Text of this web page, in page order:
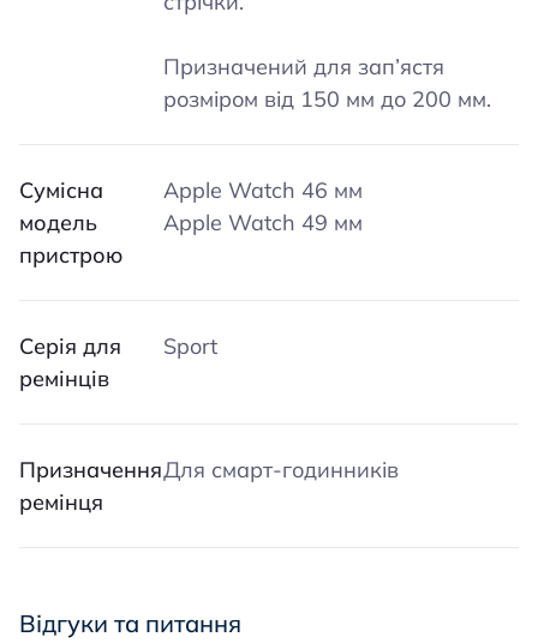
Призначений для зап’ястя
розміром від 150 мм до 200 мм.
Сумісна
модель
пристрою
Apple Watch 46 мм
Apple Watch 49 мм
Серія для
ремінців
Sport
Призначення
ремінця
Для смарт-годинників
Відгуки та питання